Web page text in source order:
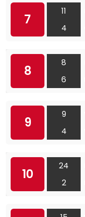
7
11
4
8
8
6
9
9
4
10
24
2